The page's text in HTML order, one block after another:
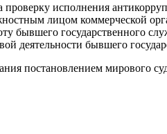
проверку исполнения
лицом коммерческой
бывшего государственного
деятельности бывшего
постановлением мирового